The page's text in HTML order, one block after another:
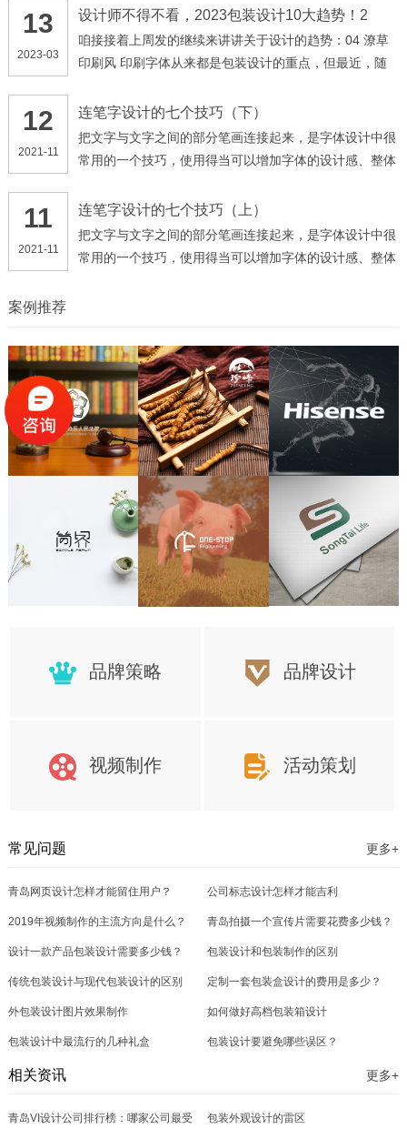
们需要的信息，下面是一些关于如何设计吸引人的网站首
页的建议。
13
2023-03
设计师不得不看，2023包装设计10大趋势！2
咱接接着上周发的继续来讲讲关于设计的趋势：04 潦草
印刷风 印刷字体从来都是包装设计的重点，但最近，随
往我们熟悉的那种精致、一丝不苟的排版形成了鲜明对
比，但是手写体中的那种潇洒和随意，莫名让人有这东西
是“大师出品”的感觉。 其实这个风格和上一篇设计趋势中
是在Instagram上还是TikTok上，充满日常性风格的事物
就会更加讨喜，所以手写体包装趋势，也许是大势所趋。
12
2021-11
连笔字设计的七个技巧（下）
把文字与文字之间的部分笔画连接起来，是字体设计中很
常用的一个技巧，使用得当可以增加字体的设计感、整体
个技巧时，很容易出现设计的字体太俗气、不好看等问
题，以下就是7个在做连笔字设计时需要注意的地方。
11
2021-11
连笔字设计的七个技巧（上）
把文字与文字之间的部分笔画连接起来，是字体设计中很
常用的一个技巧，使用得当可以增加字体的设计感、整体
案例推荐
品牌策略 品牌设计
视频制作 活动策划
常见问题 更多+
青岛网页设计怎样才能留住用户？ 公司标志设计怎样才能吉利
2019年视频制作的主流方向是什么？ 青岛拍摄一个宣传片需要花费多少钱？
设计一款产品包装设计需要多少钱？ 包装设计和包装制作的区别
传统包装设计与现代包装设计的区别 定制一套包装盒设计的费用是多少？
外包装设计图片效果制作 如何做好高档包装箱设计
包装设计中最流行的几种礼盒 包装设计要避免哪些误区？
相关资讯 更多+
青岛VI设计公司排行榜：哪家公司最受 包装外观设计的雷区